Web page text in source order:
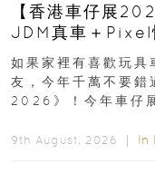
【香港車仔展
JDM真車＋Pixel
8月灣仔登場 車
如果家裡有喜歡玩具
友，今年千萬不要錯
2026》！今年車仔
9th August, 2026 ｜ In